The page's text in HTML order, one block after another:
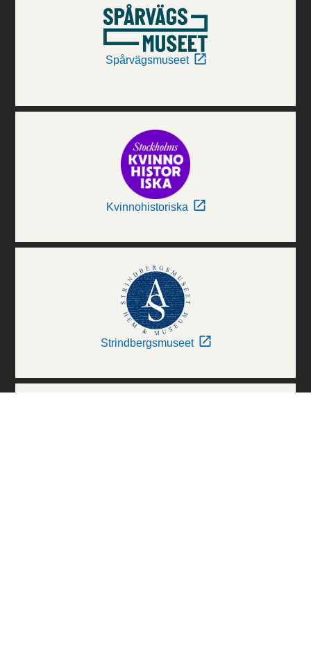
Spårvägsmuseet
Kvinnohistoriska
Strindbergsmuseet